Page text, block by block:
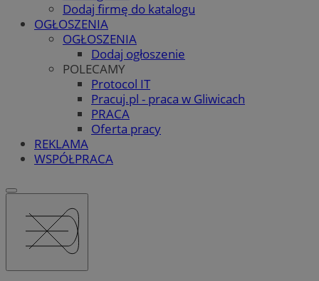
Dodaj firmę do katalogu
OGŁOSZENIA
OGŁOSZENIA
Dodaj ogłoszenie
POLECAMY
Protocol IT
Pracuj.pl - praca w Gliwicach
PRACA
Oferta pracy
REKLAMA
WSPÓŁPRACA